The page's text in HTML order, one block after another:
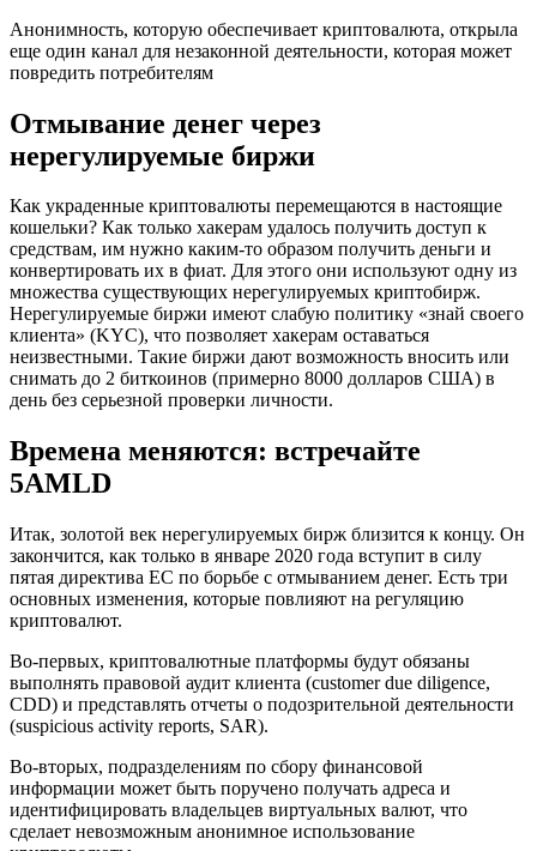
Анонимность, которую обеспечивает криптовалюта, открыла
еще один канал для незаконной деятельности, которая может
повредить потребителям
Отмывание денег через
нерегулируемые биржи
Как украденные криптовалюты перемещаются в настоящие
кошельки? Как только хакерам удалось получить доступ к
средствам, им нужно каким-то образом получить деньги и
конвертировать их в фиат. Для этого они используют одну из
множества существующих нерегулируемых криптобирж.
Нерегулируемые биржи имеют слабую политику «знай своего
клиента» (KYC), что позволяет хакерам оставаться
неизвестными. Такие биржи дают возможность вносить или
снимать до 2 биткоинов (примерно 8000 долларов США) в
день без серьезной проверки личности.
Времена меняются: встречайте
5AMLD
Итак, золотой век нерегулируемых бирж близится к концу. Он
закончится, как только в январе 2020 года вступит в силу
пятая директива ЕС по борьбе с отмыванием денег. Есть три
основных изменения, которые повлияют на регуляцию
криптовалют.
Во-первых, криптовалютные платформы будут обязаны
выполнять правовой аудит клиента (customer due diligence,
CDD) и представлять отчеты о подозрительной деятельности
(suspicious activity reports, SAR).
Во-вторых, подразделениям по сбору финансовой
информации может быть поручено получать адреса и
идентифицировать владельцев виртуальных валют, что
сделает невозможным анонимное использование